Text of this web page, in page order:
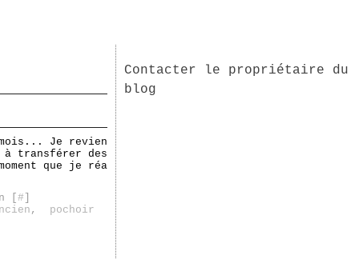
mois... Je revien
à transférer des
que je réa
[ #
, pochoir
Contacter le propriétaire du
blog